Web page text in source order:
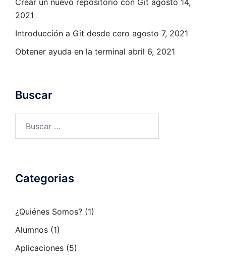
2021
Introducción a Git desde cero agosto 7, 2021
Obtener ayuda en la terminal abril 6, 2021
Buscar
Categorias
¿Quiénes Somos? (1)
Alumnos (1)
Aplicaciones (5)